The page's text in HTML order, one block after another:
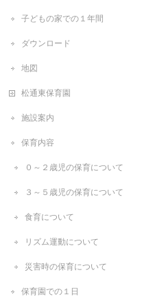
子どもの家での１年間
ダウンロード
地図
松通東保育園
施設案内
保育内容
０～２歳児の保育について
３～５歳児の保育について
食育について
リズム運動について
災害時の保育について
保育園での１日